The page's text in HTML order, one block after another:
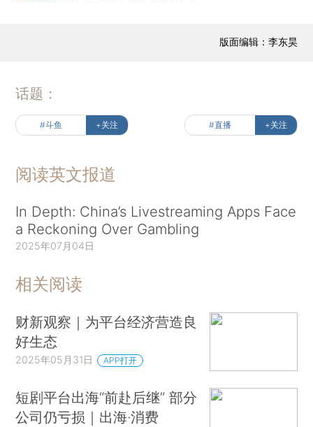
版面编辑：李东昊
话题：
#斗鱼 +关注 #直播 +关注
阅读英文报道
In Depth: China’s Livestreaming Apps Face
a Reckoning Over Gambling
2025年07月04日
相关阅读
财新观察｜为平台经济营造良
好生态
2025年05月31日 APP打开
短剧平台出海“前赴后继” 部分
公司仍亏损｜出海·消费